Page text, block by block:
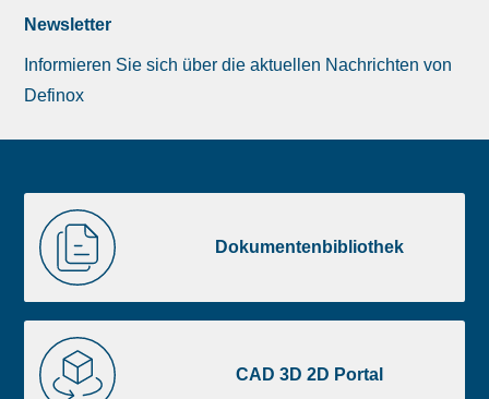
Newsletter
Informieren Sie sich über die aktuellen Nachrichten von
Definox
image
footer
Dokumentenbibliothek
Dokumentenbibliothek
CAD 3D 2D Portal
CAD
3D